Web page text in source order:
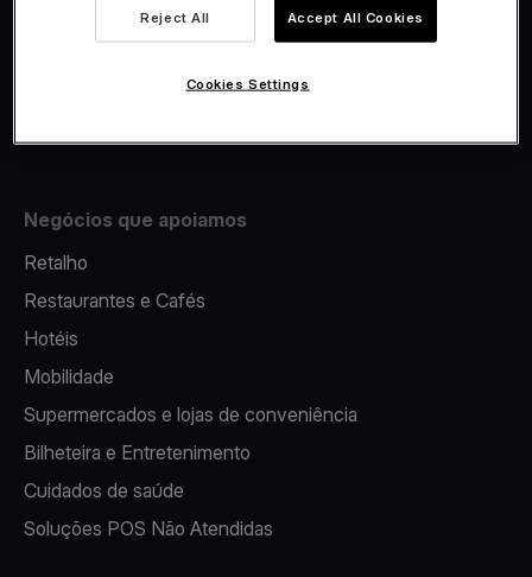
Fiscalidade
Negócios que apoiamos
Retalho
Restaurantes e Cafés
Hotéis
Mobilidade
Supermercados e lojas de conveniência
Bilheteira e Entretenimento
Cuidados de saúde
Soluções POS Não Atendidas
Reject All Accept All Cookies
Cookies Settings